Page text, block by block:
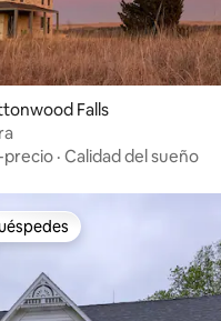
Falls
precio · Calidad del sueño
preferido